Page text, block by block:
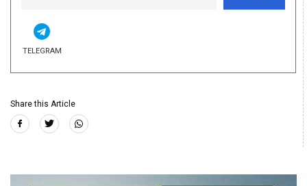
TELEGRAM
Share this Article